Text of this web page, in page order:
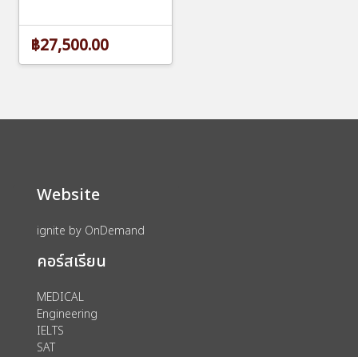
฿27,500.00
Website
ignite by OnDemand
คอร์สเรียน
MEDICAL
Engineering
IELTS
SAT